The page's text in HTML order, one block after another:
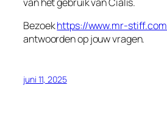
Bezoekhttps://www.mr-
antwoorden op jouw vragen.
juni 11, 2025